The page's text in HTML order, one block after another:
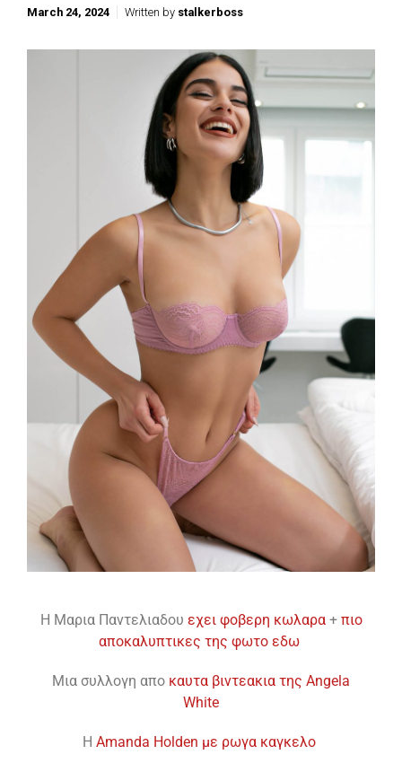
March 24, 2024 Written by stalkerboss
H Μαρια Παντελιαδου εχει φοβερη κωλαρα+ πιο
αποκαλυπτικες της φωτο εδω
Mια συλλογη απο καυτα βιντεακια της Angela
White
H Amanda Holden με ρωγα καγκελο